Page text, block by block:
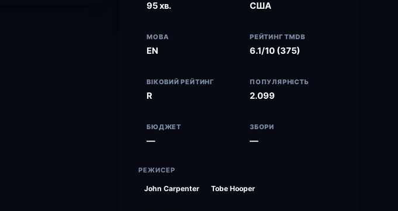
95 хв. США
МОВА
EN
РЕЙТИНГ TMDB
6.1/10 (375)
ВІКОВИЙ РЕЙТИНГ
R
ПОПУЛЯРНІСТЬ
2.099
БЮДЖЕТ
—
ЗБОРИ
—
РЕЖИСЕР
John Carpenter Tobe Hooper